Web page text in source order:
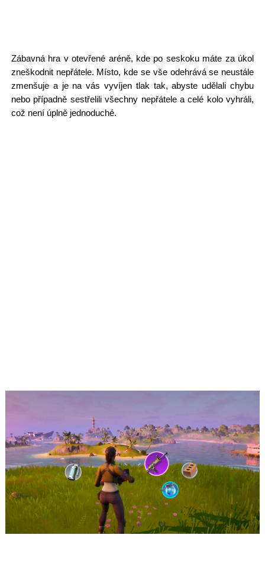
Zábavná hra v otevřené aréně, kde po seskoku máte za úkol
zneškodnit nepřátele. Místo, kde se vše odehrává se neustále
zmenšuje a je na vás vyvíjen tlak tak, abyste udělali chybu
nebo případně sestřelili všechny nepřátele a celé kolo vyhráli,
což není úplně jednoduché.